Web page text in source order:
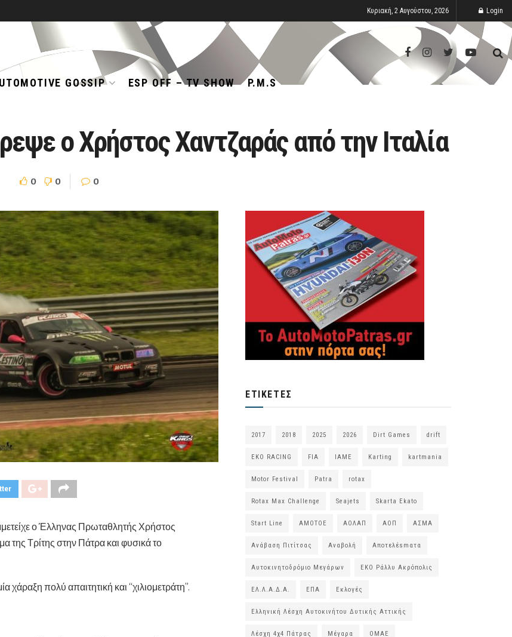
Κυριακή, 2 Αυγούστου, 2026 Login
GOSSIP ESP OFF – TV SHOW P.M.S
ο Χρήστος Χαντζαράς από την Ιταλία
0 0 0
ο Έλληνας Πρωταθλητής Χρήστος
της Τρίτης στην Πάτρα και φυσικά το
πολύ απαιτητική και “χιλιομετράτη”.
ΕΤΙΚΈΤΕΣ
2017 2018 2025 2026 Dirt Games drift
EKO RACING FIA IAME Karting kartmania
Motor Festival Patra rotax
Rotax Max Challenge Seajets Skarta Ekato
Start Line ΑΜΟΤΟΕ ΑΟΛΑΠ ΑΟΠ ΑΣΜΑ
Ανάβαση Πιτίτσας Αναβολή Αποτελέsmατα
Αυτοκινητοδρόμιο Μεγάρων ΕΚΟ Ράλλυ Ακρόπολις
ΕΛ.Λ.Α.Δ.Α. ΕΠΑ Εκλογές
Ελληνική Λέσχη Αυτοκινήτου Δυτικής Αττικής
Λέσχη 4χ4 Πάτρας Μέγαρα ΟΜΑΕ